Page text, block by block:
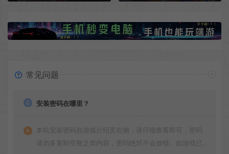
常见问题
安装密码在哪里？
本站安装密码在游戏介绍页右侧，请仔细查看即可，密码
请勿多复制空格之类内容，密码绝对不会放错。如游戏已